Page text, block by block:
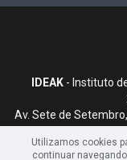
IDEAK- Instituto
Av. Sete de
Utilizamos cookies
continuar